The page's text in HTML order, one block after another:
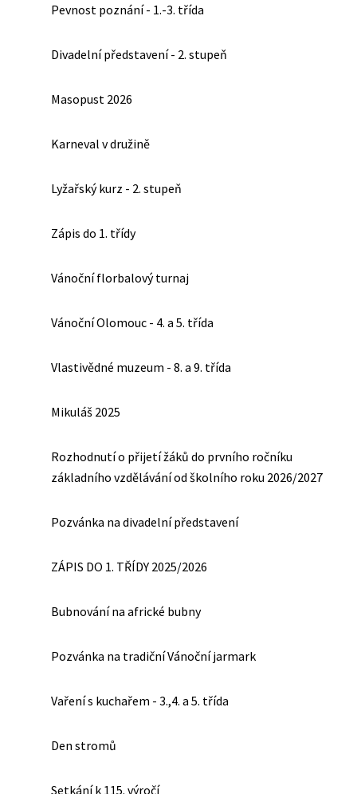
Pevnost poznání - 1.-3. třída
Divadelní představení - 2. stupeň
Masopust 2026
Karneval v družině
Lyžařský kurz - 2. stupeň
Zápis do 1. třídy
Vánoční florbalový turnaj
Vánoční Olomouc - 4. a 5. třída
Vlastivědné muzeum - 8. a 9. třída
Mikuláš 2025
Rozhodnutí o přijetí žáků do prvního ročníku
základního vzdělávání od školního roku 2026/2027
Pozvánka na divadelní představení
ZÁPIS DO 1. TŘÍDY 2025/2026
Bubnování na africké bubny
Pozvánka na tradiční Vánoční jarmark
Vaření s kuchařem - 3.,4. a 5. třída
Den stromů
Setkání k 115. výročí